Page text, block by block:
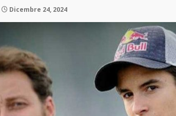
Dicembre 24, 2024